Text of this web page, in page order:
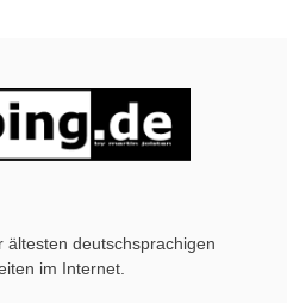
ältesten deutschsprachigen
im Internet.